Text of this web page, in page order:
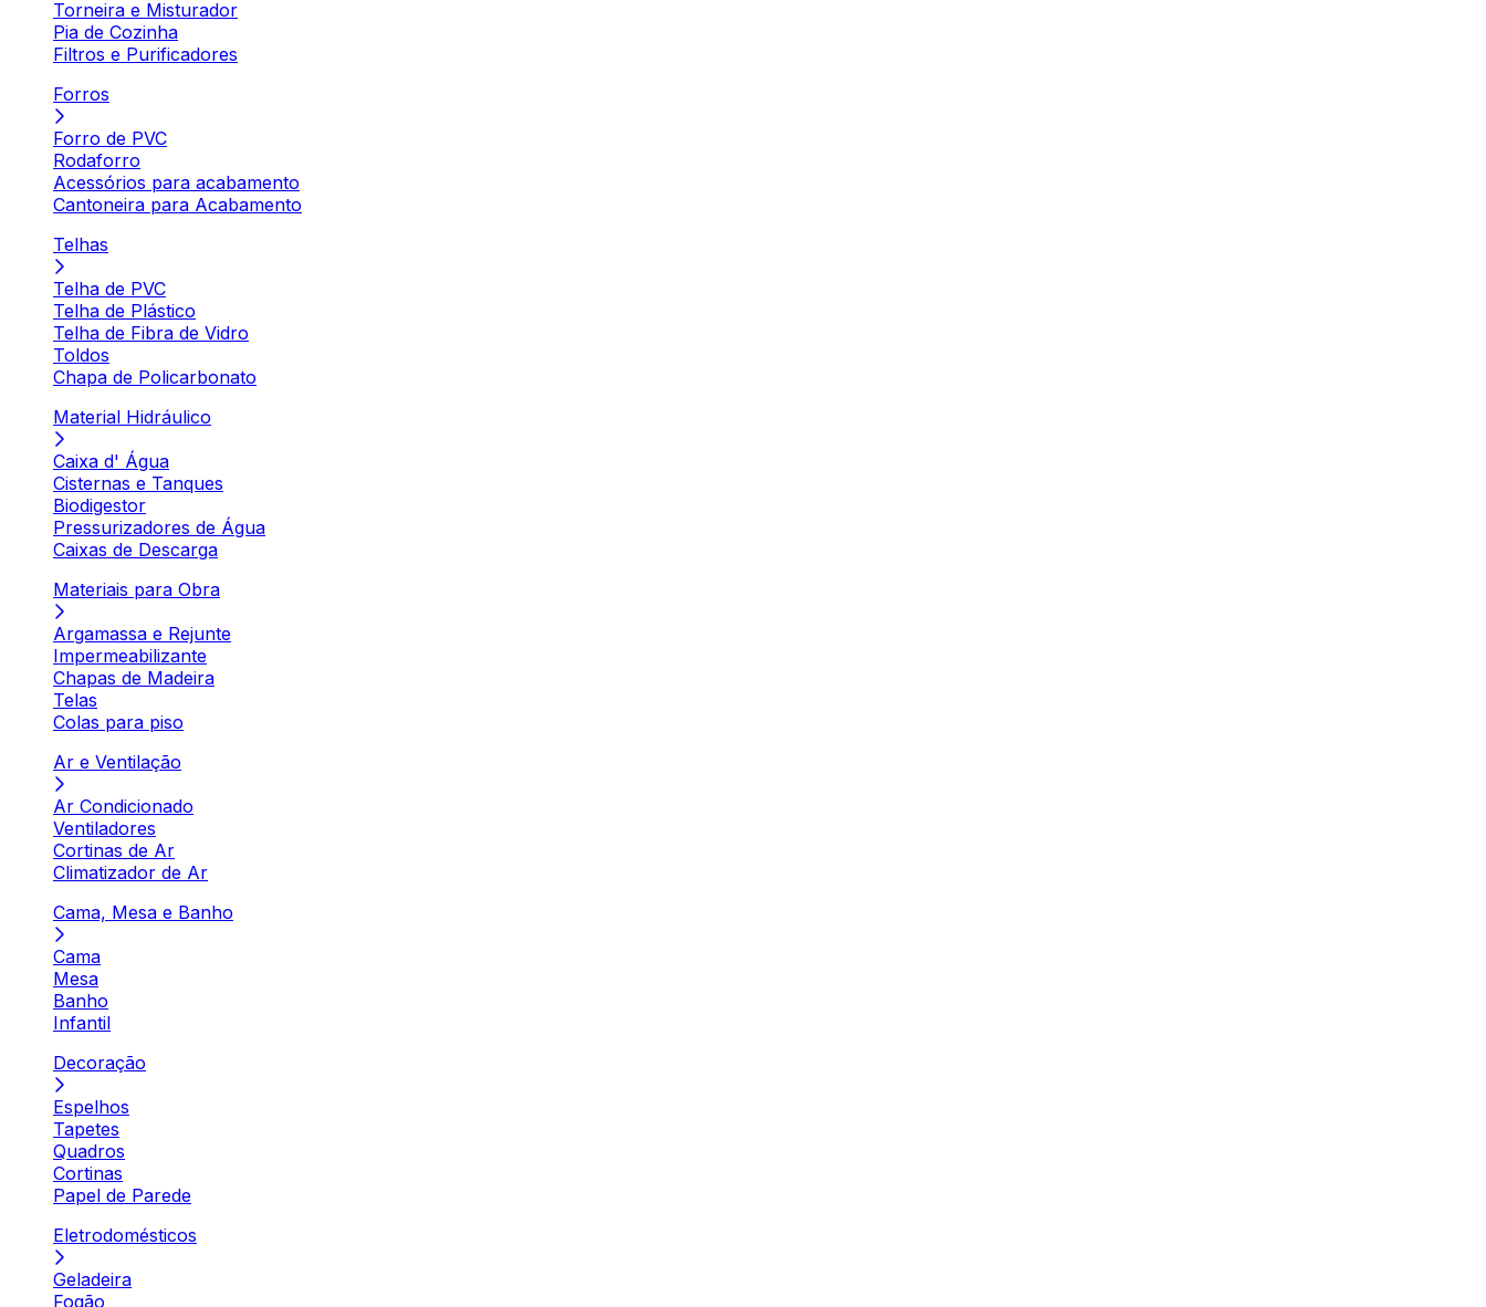
Torneira e Misturador
Pia de Cozinha
Filtros e Purificadores
Forros
Forro de PVC
Rodaforro
Acessórios para acabamento
Cantoneira para Acabamento
Telhas
Telha de PVC
Telha de Plástico
Telha de Fibra de Vidro
Toldos
Chapa de Policarbonato
Material Hidráulico
Caixa d' Água
Cisternas e Tanques
Biodigestor
Pressurizadores de Água
Caixas de Descarga
Materiais para Obra
Argamassa e Rejunte
Impermeabilizante
Chapas de Madeira
Telas
Colas para piso
Ar e Ventilação
Ar Condicionado
Ventiladores
Cortinas de Ar
Climatizador de Ar
Cama, Mesa e Banho
Cama
Mesa
Banho
Infantil
Decoração
Espelhos
Tapetes
Quadros
Cortinas
Papel de Parede
Eletrodomésticos
Geladeira
Fogão